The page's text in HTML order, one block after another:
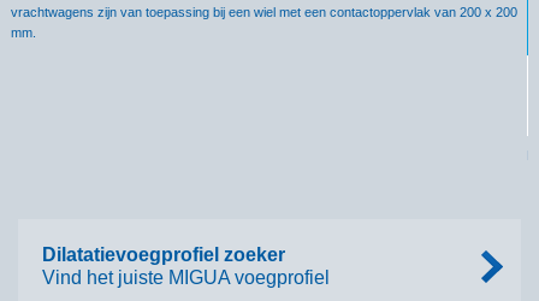
vrachtwagens zijn van toepassing bij een wiel met een contactoppervlak van 200 x 200
mm.
Dilatatievoegprofiel zoeker
Vind het juiste MIGUA voegprofiel